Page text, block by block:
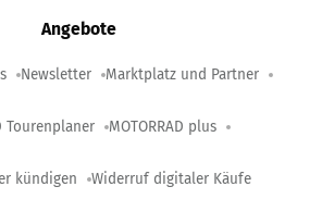
Angebote
Newsletter Marktplatz und Partner
Tourenplaner MOTORRAD plus
kündigen Widerruf digitaler Käufe